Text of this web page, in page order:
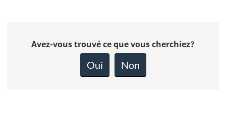
Donnez
votre
page
Avez-vous trouvé ce que vous cherchiez?
Oui Non